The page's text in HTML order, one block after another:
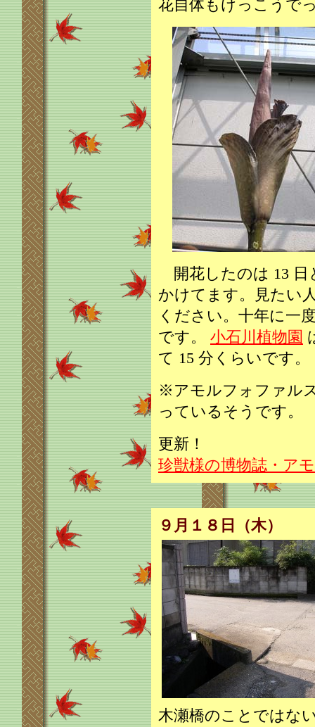
花自体もけっこうで
開花したのは 13 日
かけてます。見たい
ください。十年に一
です。 小石川植物園
て 15 分くらいです。
※アモルフォファル
っているそうです。
更新！
珍獣様の博物誌・ア
９月１８日（木）
木瀬橋のことではな